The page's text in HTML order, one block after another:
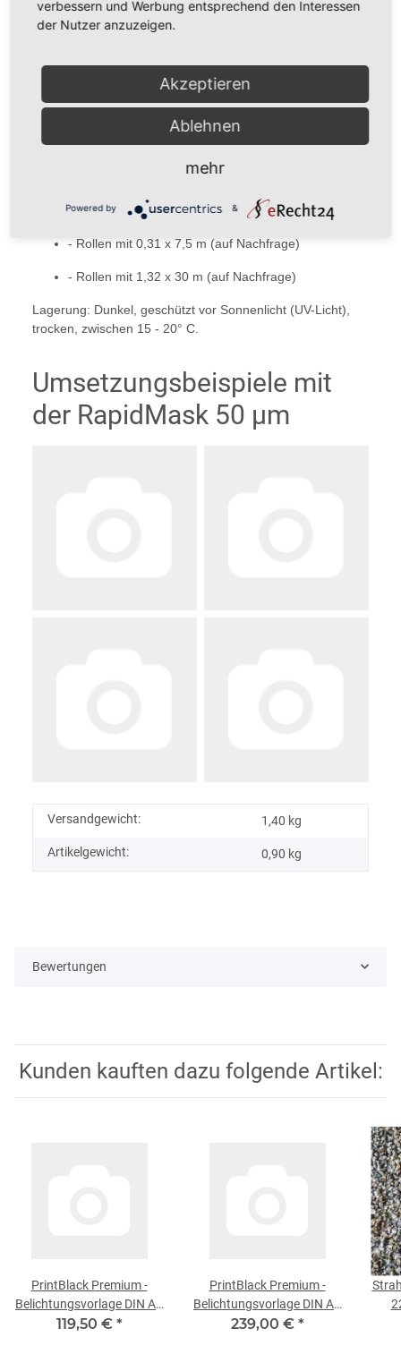
50 µ
- Rollen mit 0,31 x 7,5 m
- Rollen mit 0,31 x 30 m (auf Nachfrage)
- Rollen mit 0,66 x 3 m(auf Nachfrage)
- Rollen mit 1,32 x 30 m(auf Nachfrage)
- Rollen mit 0,31 x 7,5 m (auf Nachfrage)
- Rollen mit 1,32 x 30 m (auf Nachfrage)
Lagerung: Dunkel, geschützt vor Sonnenlicht (UV-Licht),
trocken, zwischen 15 - 20° C.
Umsetzungsbeispiele mit
der RapidMask 50 µm
Versandgewicht: 1,40 kg
Artikelgewicht: 0,90 kg
Bewertungen
Kunden kauften dazu folgende Artikel:
PrintBlack Premium -
Belichtungsvorlage DIN A4
100 Blatt
119,50 € *
PrintBlack Premium -
Belichtungsvorlage DIN A3
100 Blatt
239,00 € *
verbessern und Werbung entsprechend den Interessen
der Nutzer anzuzeigen.
Akzeptieren
Ablehnen
mehr
Powered by &